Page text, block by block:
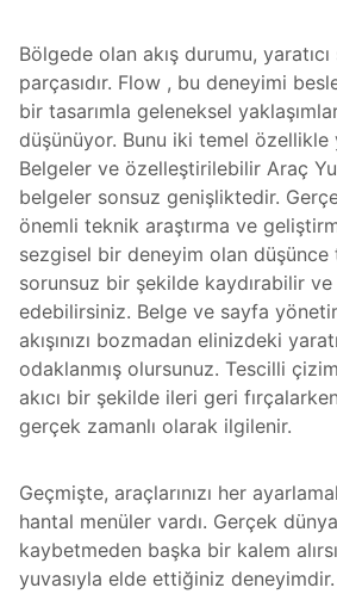
Bölgede olan akış durumu,
parçasıdır. Flow , bu deneyimi
bir tasarımla geleneksel
düşünüyor. Bunu iki temel özellikle
Belgeler ve özelleştirilebilir Araç
belgeler sonsuz genişliktedir.
önemli teknik araştırma ve
sezgisel bir deneyim olan
sorunsuz bir şekilde kaydırabilir
edebilirsiniz. Belge ve sayfa
akışınızı bozmadan elinizdeki
odaklanmış olursunuz. Tescilli
akıcı bir şekilde ileri geri
gerçek zamanlı olarak ilgilenir.
Geçmişte, araçlarınızı her
hantal menüler vardı. Gerçek
kaybetmeden başka bir kalem
yuvasıyla elde ettiğiniz